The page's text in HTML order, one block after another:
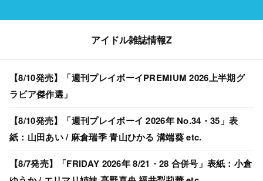
アイドル雑誌情報Z
【8/10発売】「週刊プレイボーイPREMIUM 2026上半期グ
ラビア傑作選」
【8/10発売】「週刊プレイボーイ 2026年 No.34・35」表
紙：山田あい / 麻倉瑞季 青山ひかる 溝端葵 etc.
【8/7発売】「FRIDAY 2026年 8/21・28 合併号」表紙：小倉